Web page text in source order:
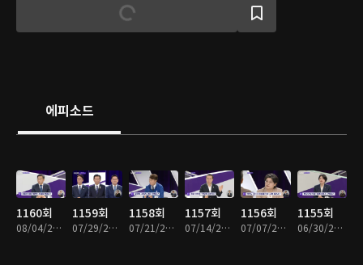
에피소드
1160회
08/04/2026 • 1시간 15분
1159회
07/29/2026 • 1시간 22분
1158회
07/21/2026 • 1시간 14분
1157회
07/14/2026 • 1시간 15분
1156회
07/07/2026 • 1시간 15분
1155회
06/30/2026 • 1시간 14분